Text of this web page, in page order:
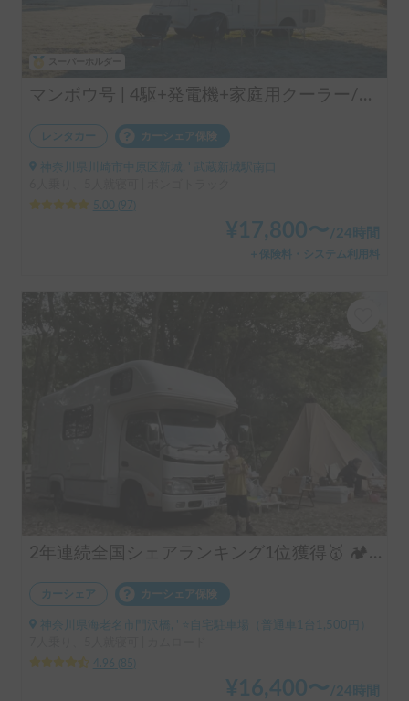
マンボウ号 | 4駆+発電機+家庭用クーラー/レンタル事業者の為、万が一の自損事故の車両保険ついてます
レンタカー カーシェア保険
神奈川県川崎市中原区新城, ' 武蔵新城駅南口
5.00
97
¥ 17,800〜 /24時間
＋保険料・システム利用料
2年連続全国シェアランキング1位獲得🥇 🏕️フル装備のキャンピングカーで快適な家族旅行をお楽しみ下さい😆
カーシェア カーシェア保険
神奈川県海老名市門沢橋, ' ⭐️自宅駐車場（普通車1台1,500円）
4.96
85
¥ 16,400〜 /24時間